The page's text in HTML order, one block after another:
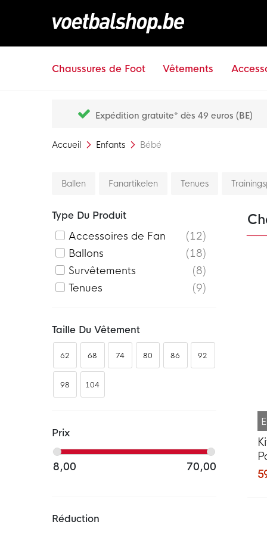
Chaussures de Foot Vêtements
Expédition gratuite* dès 49 euros (BE)
Accueil Enfants Bébé
Ballen Fanartikelen Tenues
Type Du Produit
Accessoires de Fan
12
Ballons
18
Survêtements
8
Tenues
9
Taille Du Vêtement
62 68 74 80 86 92
98 104
Prix
8,00 70,00
Réduction